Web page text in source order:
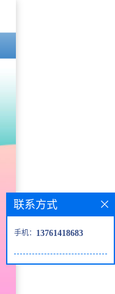
联系方式
手机： 13761418683